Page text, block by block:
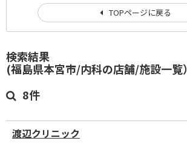
検索結果
(福島県本宮市/内科の店舗/施設一覧）
8件
渡辺クリニック
TOPページに戻る